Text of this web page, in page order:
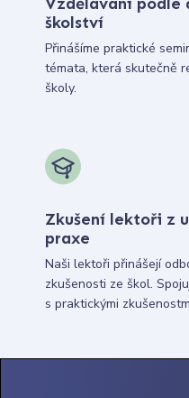
školství
Přinášíme praktické
témata, která skutečně
školy.
Zkušení lektoři z
praxe
Naši lektoři přinášejí
zkušenosti ze škol.
s praktickými